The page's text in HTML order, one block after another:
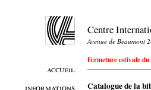
accueil
informations
Centre
Avenue de Beaumont
Fermeture estivale
Catalogue de la